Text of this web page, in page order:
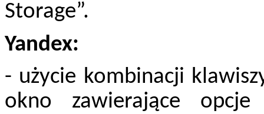
Storage”.
Yandex:
- użycie kombinacji
okno zawierające opcje